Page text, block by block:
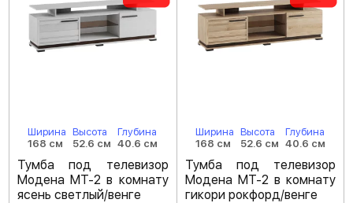
Ширина
168 см
Высота
52.6 см
Глубина
40.6 см
Тумба под телевизор
Модена МТ-2 в комнату
ясень светлый/венге
Ширина
168 см
Высота
52.6 см
Глубина
40.6 см
Тумба под телевизор
Модена МТ-2 в комнату
гикори рокфорд/венге